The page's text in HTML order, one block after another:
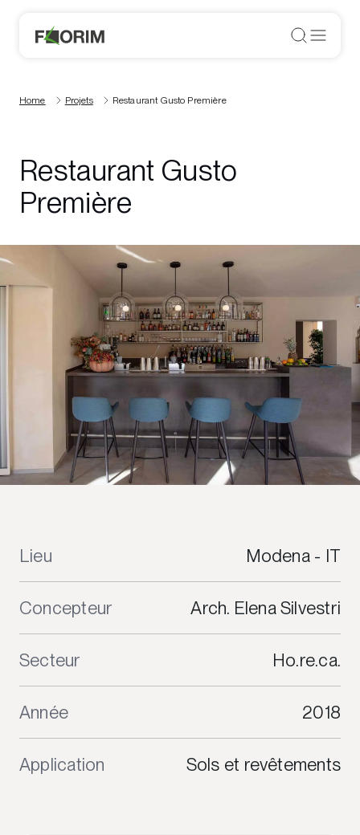
Home Projets Restaurant Gusto Première
Restaurant Gusto
Première
Lieu Modena - IT
Concepteur Arch. Elena Silvestri
Secteur Ho.re.ca.
Année 2018
Application Sols et revêtements